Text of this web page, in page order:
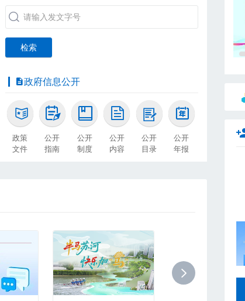
检索
政府信息公开
政策
文件
公开
指南
公开
制度
公开
内容
公开
目录
公开
年报